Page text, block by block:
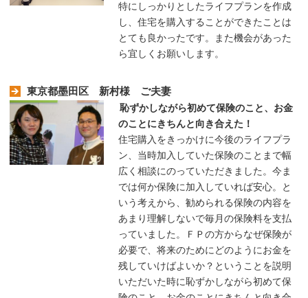
特にしっかりとしたライフプランを作成
し、住宅を購入することができたことは
とても良かったです。また機会があった
ら宜しくお願いします。
東京都墨田区 新村様 ご夫妻
恥ずかしながら初めて保険のこと、お金
のことにきちんと向き合えた！
住宅購入をきっかけに今後のライフプラ
ン、当時加入していた保険のことまで幅
広く相談にのっていただきました。今ま
では何か保険に加入していれば安心。と
いう考えから、勧められる保険の内容を
あまり理解しないで毎月の保険料を支払
っていました。ＦＰの方からなぜ保険が
必要で、将来のためにどのようにお金を
残していけばよいか？ということを説明
いただいた時に恥ずかしながら初めて保